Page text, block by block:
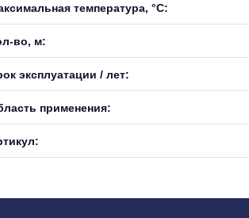
температура, °С:
во, м:
эксплуатации / лет:
применения: